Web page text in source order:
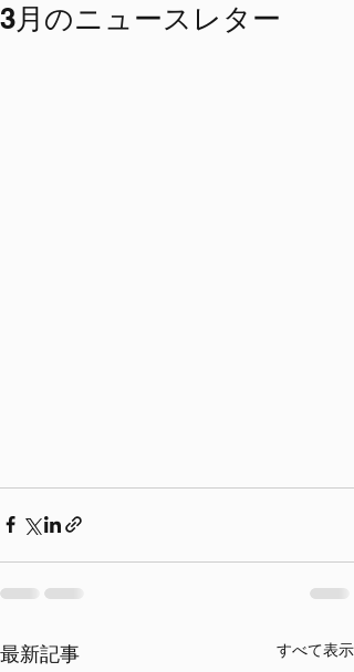
3月のニュースレター
最新記事 すべて表示